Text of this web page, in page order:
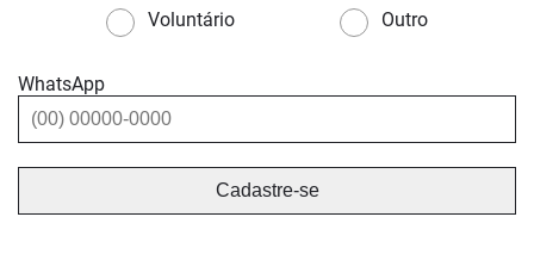
Voluntário Outro
WhatsApp